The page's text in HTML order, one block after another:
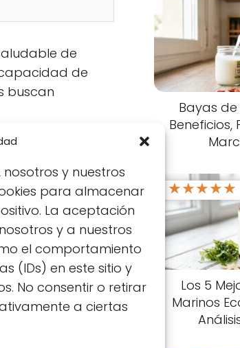
y nuestros
para almacenar
La aceptación
y a nuestros
el comportamiento
(IDs) en este sitio y
No consentir o retirar
a ciertas
de
de
buscan
Bayas de
Beneficios,
★★★★★
Los 5
Marinos